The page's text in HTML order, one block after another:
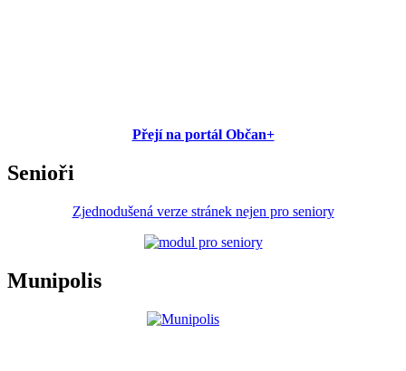
Přejí na portál Občan+
Senioři
Zjednodušená verze stránek nejen pro seniory
Munipolis